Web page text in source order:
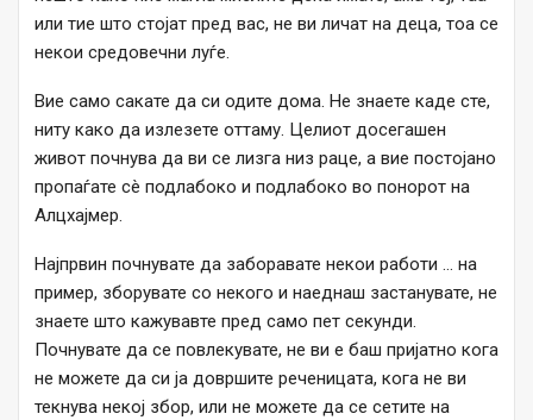
или тие што стојат пред вас, не ви личат на деца, тоа се
некои средовечни луѓе.
Вие само сакате да си одите дома. Не знаете каде сте,
ниту како да излезете оттаму. Целиот досегашен
живот почнува да ви се лизга низ раце, а вие постојано
пропаѓате сè подлабоко и подлабоко во понорот на
Алцхајмер.
Најпрвин почнувате да заборавате некои работи … на
пример, зборувате со некого и наеднаш застанувате, не
знаете што кажувавте пред само пет секунди.
Почнувате да се повлекувате, не ви е баш пријатно кога
не можете да си ја довршите реченицата, кога не ви
текнува некој збор, или не можете да се сетите на